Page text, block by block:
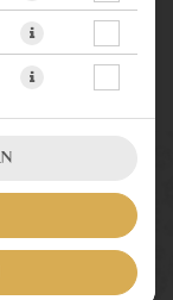
Spritzer Limette.